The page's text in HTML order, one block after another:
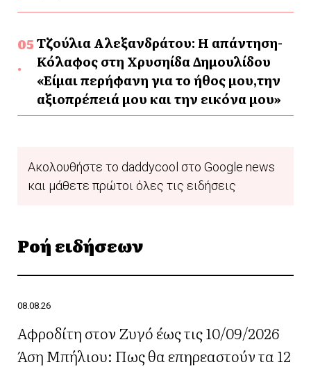
Τζούλια Αλεξανδράτου: Η απάντηση-
Κόλαφος στη Χρυσηίδα Δημουλίδου
«Είμαι περήφανη για το ήθος μου,την
αξιοπρέπειά μου και την εικόνα μου»
Ακολουθήστε το daddycool στο Google news
και μάθετε πρώτοι όλες τις ειδήσεις
Ροή ειδήσεων
08.08.26
Αφροδίτη στον Ζυγό έως τις 10/09/2026
Άση Μπήλιου: Πως θα επηρεαστούν τα 12